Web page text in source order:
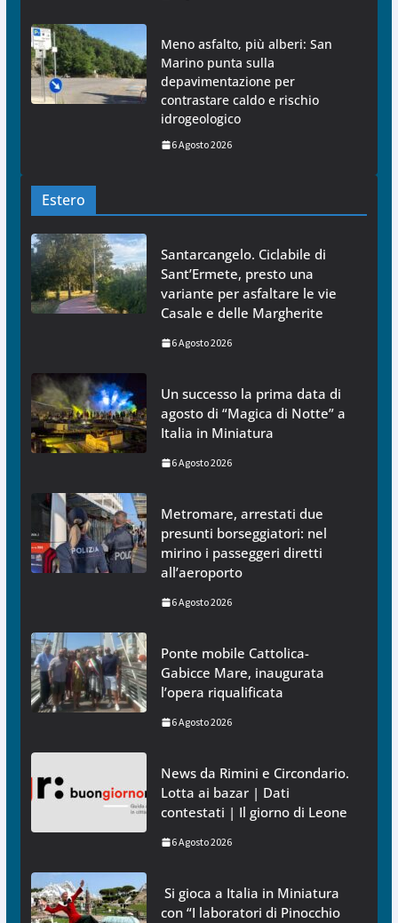
Meno asfalto, più alberi: San
Marino punta sulla
depavimentazione per
contrastare caldo e rischio
idrogeologico
6 Agosto 2026
Estero
Santarcangelo. Ciclabile di
Sant’Ermete, presto una
variante per asfaltare le vie
Casale e delle Margherite
6 Agosto 2026
Un successo la prima data di
agosto di “Magica di Notte” a
Italia in Miniatura
6 Agosto 2026
Metromare, arrestati due
presunti borseggiatori: nel
mirino i passeggeri diretti
all’aeroporto
6 Agosto 2026
Ponte mobile Cattolica-
Gabicce Mare, inaugurata
l’opera riqualificata
6 Agosto 2026
News da Rimini e Circondario.
Lotta ai bazar | Dati
contestati | Il giorno di Leone
6 Agosto 2026
Si gioca a Italia in Miniatura
con “I laboratori di Pinocchio